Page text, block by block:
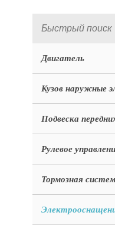
Двигатель
Кузов наружные
Подвеска
Рулевое
Тормозная